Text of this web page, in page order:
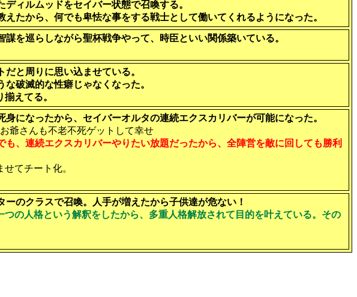
ィルムッドをセイバー状態で召喚する。
たから、何でも卑怯な事をする戦士として働いてくれるようになった。
謀を巡らしながら聖杯戦争やって、時臣といい関係築いている。
と周りに思い込ませている。
破滅的な性癖じゃなくなった。
えてる。
なったから、セイバーオルタの連続エクスカリバーが可能になった。
爺さんも不老不死ゲットして幸せ
、連続エクスカリバーやりたい放題だったから、全陣営を敵に回しても勝利
てチート化。
のクラスで召喚。人手が増えたから子供達が危ない！
人格という解釈をしたから、多重人格解放されて目的を叶えている。その